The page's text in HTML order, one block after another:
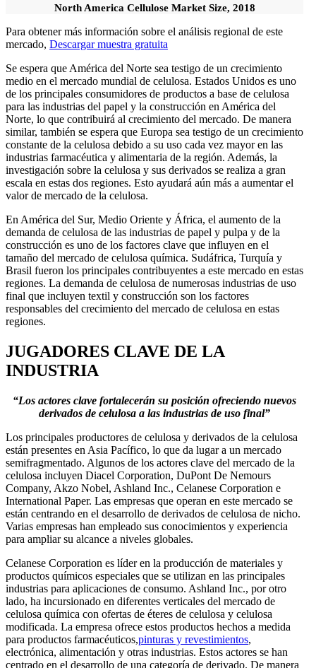
North America Cellulose Market Size, 2018
Para obtener más información sobre el análisis regional de este
mercado, Descargar muestra gratuita
Se espera que América del Norte sea testigo de un crecimiento
medio en el mercado mundial de celulosa. Estados Unidos es uno
de los principales consumidores de productos a base de celulosa
para las industrias del papel y la construcción en América del
Norte, lo que contribuirá al crecimiento del mercado. De manera
similar, también se espera que Europa sea testigo de un crecimiento
constante de la celulosa debido a su uso cada vez mayor en las
industrias farmacéutica y alimentaria de la región. Además, la
investigación sobre la celulosa y sus derivados se realiza a gran
escala en estas dos regiones. Esto ayudará aún más a aumentar el
valor de mercado de la celulosa.
En América del Sur, Medio Oriente y África, el aumento de la
demanda de celulosa de las industrias de papel y pulpa y de la
construcción es uno de los factores clave que influyen en el
tamaño del mercado de celulosa química. Sudáfrica, Turquía y
Brasil fueron los principales contribuyentes a este mercado en estas
regiones. La demanda de celulosa de numerosas industrias de uso
final que incluyen textil y construcción son los factores
responsables del crecimiento del mercado de celulosa en estas
regiones.
JUGADORES CLAVE DE LA
INDUSTRIA
“Los actores clave fortalecerán su posición ofreciendo nuevos
derivados de celulosa a las industrias de uso final”
Los principales productores de celulosa y derivados de la celulosa
están presentes en Asia Pacífico, lo que da lugar a un mercado
semifragmentado. Algunos de los actores clave del mercado de la
celulosa incluyen Diacel Corporation, DuPont De Nemours
Company, Akzo Nobel, Ashland Inc., Celanese Corporation e
International Paper. Las empresas que operan en este mercado se
están centrando en el desarrollo de derivados de celulosa de nicho.
Varias empresas han empleado sus conocimientos y experiencia
para ampliar su alcance a niveles globales.
Celanese Corporation es líder en la producción de materiales y
productos químicos especiales que se utilizan en las principales
industrias para aplicaciones de consumo. Ashland Inc., por otro
lado, ha incursionado en diferentes verticales del mercado de
celulosa química con ofertas de éteres de celulosa y celulosa
modificada. La empresa ofrece estos productos hechos a medida
para productos farmacéuticos,pinturas y revestimientos,
electrónica, alimentación y otras industrias. Estos actores se han
centrado en el desarrollo de una categoría de derivado. De manera